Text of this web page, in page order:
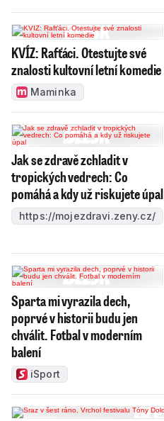
KVÍZ: Rafťáci. Otestujte své
znalosti kultovní letní komedie
Maminka
Jak se zdravě zchladit v
tropických vedrech: Co
pomáhá a kdy už riskujete úpal
https://mojezdravi.zeny.cz/
Sparta mi vyrazila dech,
poprvé v historii budu jen
chválit. Fotbal v moderním
balení
iSport